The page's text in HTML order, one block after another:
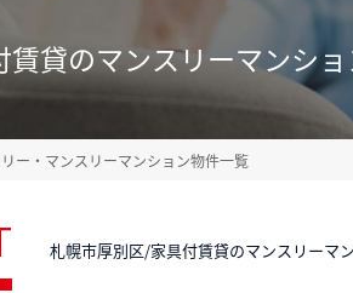
貸のマンスリーマンシ
ー・マンスリーマンション物件一覧
札幌市厚別区/家具付賃貸のマンスリーマ